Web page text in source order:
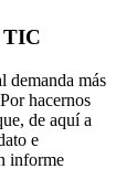
TIC
demanda más
hacernos
de aquí a
e
informe